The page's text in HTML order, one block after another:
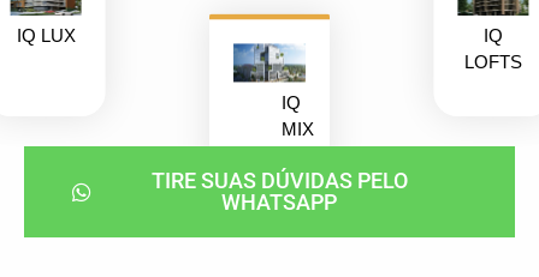
IQ LUX
IQ
MIX
IQ
LOFTS
TIRE SUAS DÚVIDAS PELO
WHATSAPP